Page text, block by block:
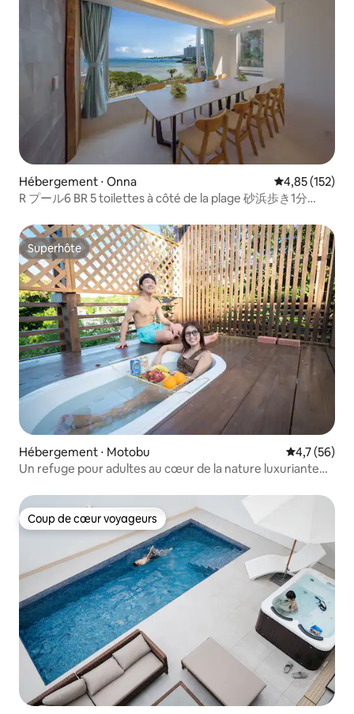
Hébergement ⋅ Onna Évaluation
4,85 (152)
R プール6 BR 5 toilettes à côté de la plage 砂浜歩き1分
Superhôte
Superhôte
Hébergement ⋅ Motobu Évaluation
4,7 (56)
Un refuge pour adultes au cœur de la nature luxuriante
entièrement louée, avec un bain en plein air sur le toit
pour admirer la lune et le ciel étoilé
Coup de cœur voyageurs
Coup de cœur voyageurs